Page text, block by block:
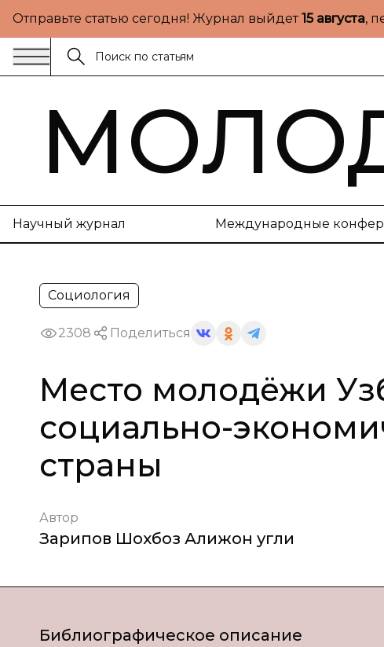
Отправьте статью сегодня! Журнал выйдет15 августа,
Научный журнал Международные
Социология
2308 Поделиться
Место молодёжи
социально-
страны
Автор
Зарипов Шохбоз Алижон угли
Библиографическое описание